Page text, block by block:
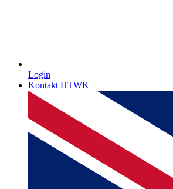
Login
Kontakt HTWK